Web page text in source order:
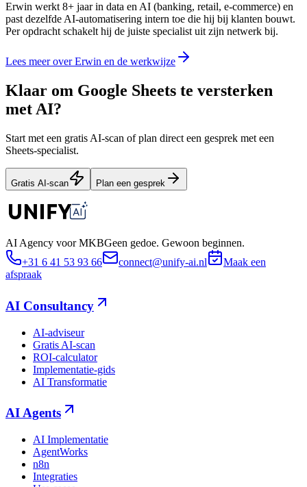
Erwin werkt 8+ jaar in data en AI (banking, retail, e-commerce) en
past dezelfde AI-automatisering intern toe die hij bij klanten bouwt.
Per opdracht schakelt hij de juiste specialist uit zijn netwerk bij.
Lees meer over Erwin en de werkwijze
Klaar om Google Sheets te versterken
met AI?
Start met een gratis AI-scan of plan direct een gesprek met een
Sheets-specialist.
Gratis AI-scan Plan een gesprek
AI Agency voor MKBGeen gedoe. Gewoon beginnen.
+31 6 41 53 93 66
connect@unify-ai.nl
Maak een
afspraak
AI Consultancy
AI-adviseur
Gratis AI-scan
ROI-calculator
Implementatie-gids
AI Transformatie
AI Agents
AI Implementatie
AgentWorks
n8n
Integraties